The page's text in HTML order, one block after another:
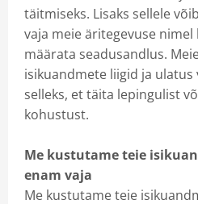
täitmiseks. Lisaks sellele
vaja meie äritegevuse nimel
määrata seadusandlus.
isikuandmete liigid ja ulatus
selleks, et täita lepingulist
kohustust.
Me kustutame teie
enam vaja
Me kustutame teie